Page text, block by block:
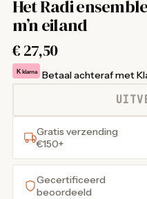
Het Radi
m’n eiland
€ 27,50
K klarna Betaal achteraf met
Gratis verzending
€150+
Gecertificeerd
beoordeeld